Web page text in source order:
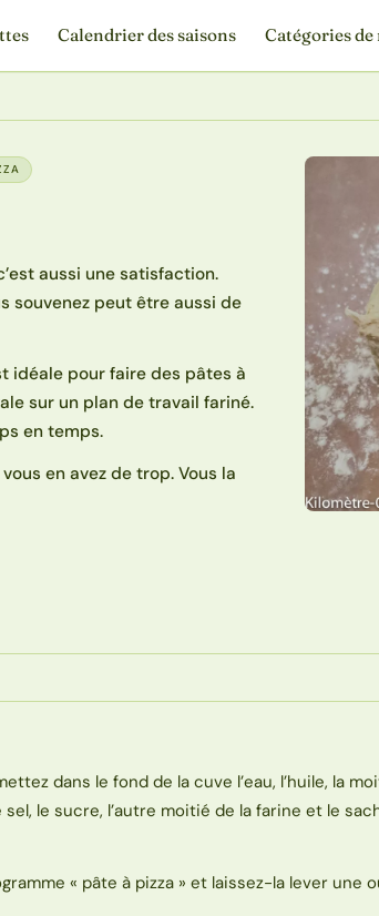
Calendrier des saisons Catégories
aussi une satisfaction.
souvenez peut être aussi de
idéale pour faire des pâtes à
sur un plan de travail fariné.
en temps.
en avez de trop. Vous la
dans le fond de la cuve l’eau, l’huile, la
le sucre, l’autre moitié de la farine et le
« pâte à pizza » et laissez-la lever une